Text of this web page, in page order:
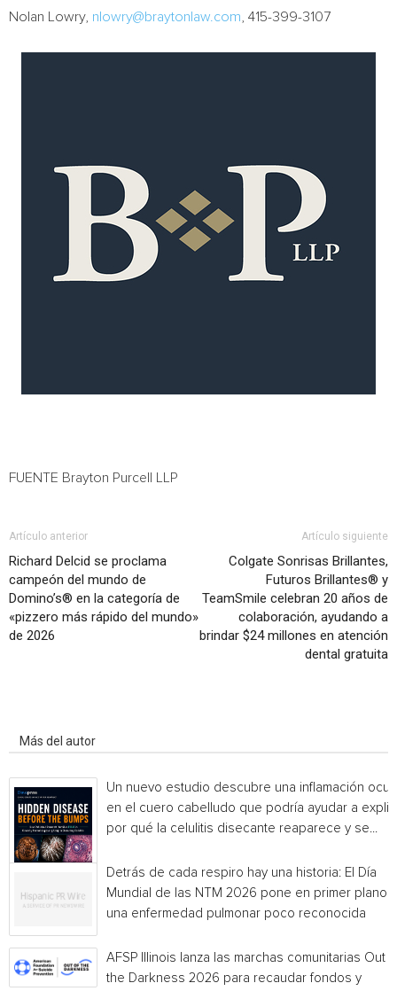
Nolan Lowry, nlowry@braytonlaw.com , 415-399-3107
FUENTE Brayton Purcell LLP
Artículo anterior
Richard Delcid se proclama
campeón del mundo de
Domino’s® en la categoría de
«pizzero más rápido del mundo»
de 2026
Artículo siguiente
Colgate Sonrisas Brillantes,
Futuros Brillantes® y
TeamSmile celebran 20 años de
colaboración, ayudando a
brindar $24 millones en atención
dental gratuita
Más del autor
Un nuevo estudio descubre una inflamación
en el cuero cabelludo que podría ayudar a
por qué la celulitis disecante reaparece y se...
Detrás de cada respiro hay una historia: El Día
Mundial de las NTM 2026 pone en primer plano
una enfermedad pulmonar poco reconocida
AFSP Illinois lanza las marchas comunitarias Out
the Darkness 2026 para recaudar fondos y